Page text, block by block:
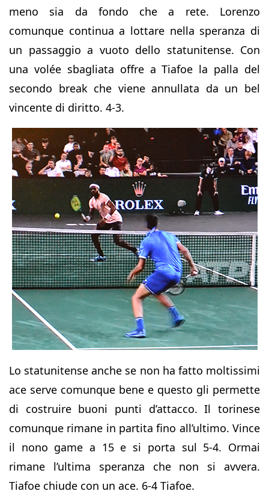
meno sia da fondo che a rete. Lorenzo
comunque continua a lottare nella speranza di
un passaggio a vuoto dello statunitense. Con
una volée sbagliata offre a Tiafoe la palla del
secondo break che viene annullata da un bel
vincente di diritto. 4-3.
Lo statunitense anche se non ha fatto moltissimi
ace serve comunque bene e questo gli permette
di costruire buoni punti d’attacco. Il torinese
comunque rimane in partita fino all’ultimo. Vince
il nono game a 15 e si porta sul 5-4. Ormai
rimane l’ultima speranza che non si avvera.
Tiafoe chiude con un ace. 6-4 Tiafoe.